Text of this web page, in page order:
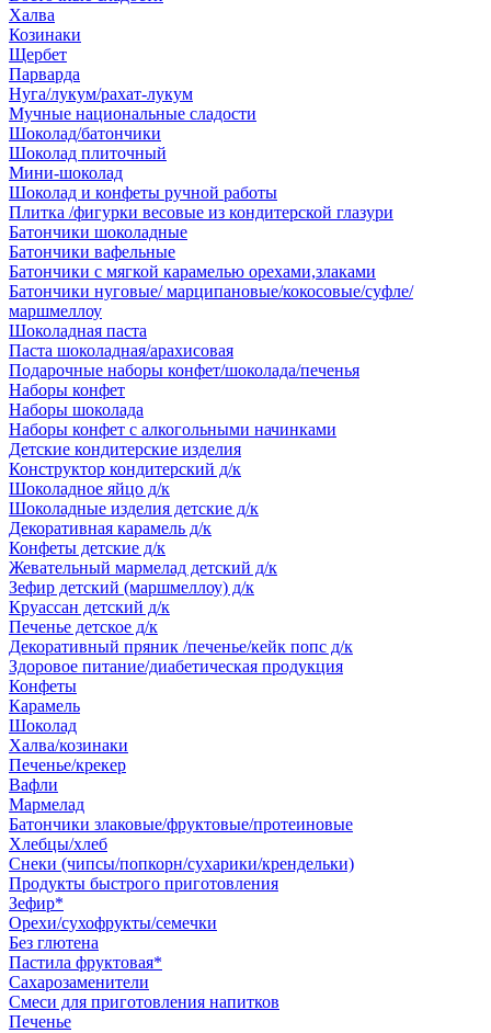
Халва
Козинаки
Щербет
Парварда
Нуга/лукум/рахат-лукум
Мучные национальные сладости
Шоколад/батончики
Шоколад плиточный
Мини-шоколад
Шоколад и конфеты ручной работы
Плитка /фигурки весовые из кондитерской глазури
Батончики шоколадные
Батончики вафельные
Батончики с мягкой карамелью орехами,злаками
Батончики нуговые/ марципановые/кокосовые/суфле/
маршмеллоу
Шоколадная паста
Паста шоколадная/арахисовая
Подарочные наборы конфет/шоколада/печенья
Наборы конфет
Наборы шоколада
Наборы конфет с алкогольными начинками
Детские кондитерские изделия
Конструктор кондитерский д/к
Шоколадное яйцо д/к
Шоколадные изделия детские д/к
Декоративная карамель д/к
Конфеты детские д/к
Жевательный мармелад детский д/к
Зефир детский (маршмеллоу) д/к
Круассан детский д/к
Печенье детское д/к
Декоративный пряник /печенье/кейк попс д/к
Здоровое питание/диабетическая продукция
Конфеты
Карамель
Шоколад
Халва/козинаки
Печенье/крекер
Вафли
Мармелад
Батончики злаковые/фруктовые/протеиновые
Хлебцы/хлеб
Снеки (чипсы/попкорн/сухарики/крендельки)
Продукты быстрого приготовления
Зефир*
Орехи/сухофрукты/семечки
Без глютена
Пастила фруктовая*
Сахарозаменители
Смеси для приготовления напитков
Печенье